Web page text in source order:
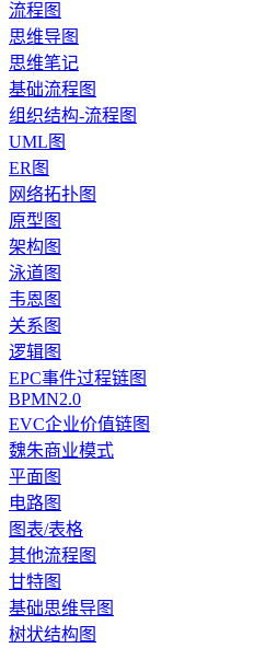
流程图
思维导图
思维笔记
基础流程图
组织结构-流程图
UML图
ER图
网络拓扑图
原型图
架构图
泳道图
韦恩图
关系图
逻辑图
EPC事件过程链图
BPMN2.0
EVC企业价值链图
魏朱商业模式
平面图
电路图
图表/表格
其他流程图
甘特图
基础思维导图
树状结构图